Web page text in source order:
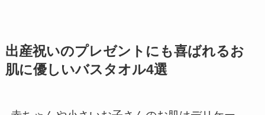
出産祝いのプレゼントにも喜ばれるお
肌に優しいバスタオル4選